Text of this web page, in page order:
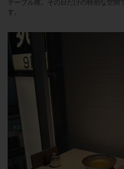
テーブル席。その日だけの特別な空間
す。